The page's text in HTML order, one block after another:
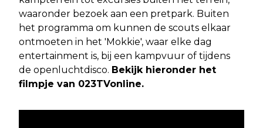
waaronder bezoek aan een pretpark. Buiten
het programma om kunnen de scouts elkaar
ontmoeten in het 'Mokkie', waar elke dag
entertainment is, bij een kampvuur of tijdens
de openluchtdisco. Bekijk hieronder het
filmpje van 023TVonline.